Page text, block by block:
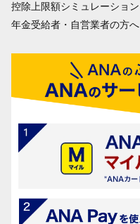
控除上限額シミュレーション
年金受給者・自営業者の方へ